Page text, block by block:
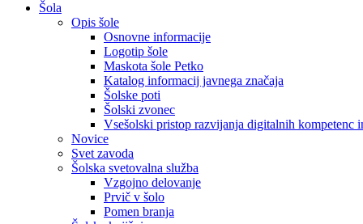
Šola
Opis šole
Osnovne informacije
Logotip šole
Maskota šole Petko
Katalog informacij javnega značaja
Šolske poti
Šolski zvonec
Vsešolski pristop razvijanja digitalnih kompetenc
Novice
Svet zavoda
Šolska svetovalna služba
Vzgojno delovanje
Prvič v šolo
Pomen branja